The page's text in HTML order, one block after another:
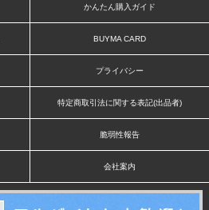
かんたん購入ガイド
BUYMA CARD
プライバシー
特定商取引法に関する表記(出品者)
脆弱性報告
会社案内